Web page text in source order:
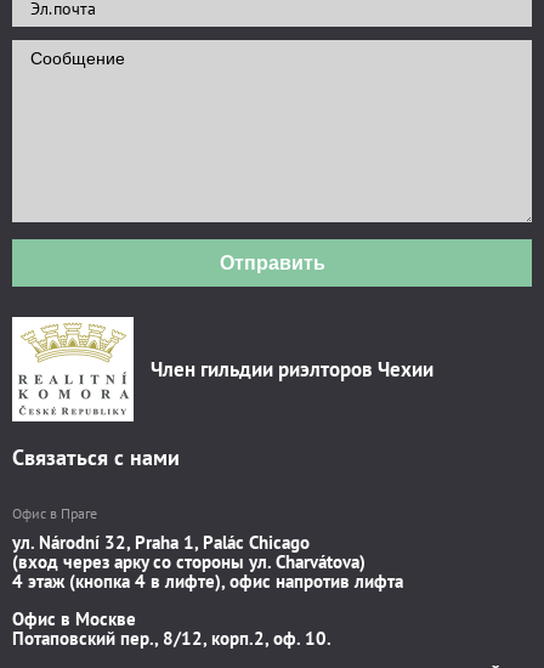
Отправить
Член гильдии риэлторов Чехии
Связаться с нами
Офис в Праге
ул. Národní 32, Praha 1, Palác Chicago
(вход через арку со стороны ул. Charvátova)
4 этаж (кнопка 4 в лифте), офис напротив лифта
Офис в Москве
Потаповский пер., 8/12, корп.2, оф. 10.